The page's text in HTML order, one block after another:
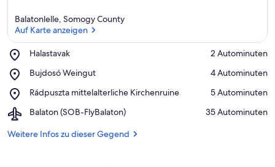
Balatonlelle, Somogy County
Auf Karte anzeigen
Halastavak
Place,
‪2 Autominuten‬
Bujdosó Weingut
Place,
Weingut
‪4 Autominuten‬
Rádpuszta mittelalterliche Kirchenruine
Place,
mittelalterliche
‪5 Autominuten‬
Balaton (SOB-FlyBalaton)
Airport,
(SOB-
‪35 Autominuten‬
Weitere Infos zu dieser Gegend